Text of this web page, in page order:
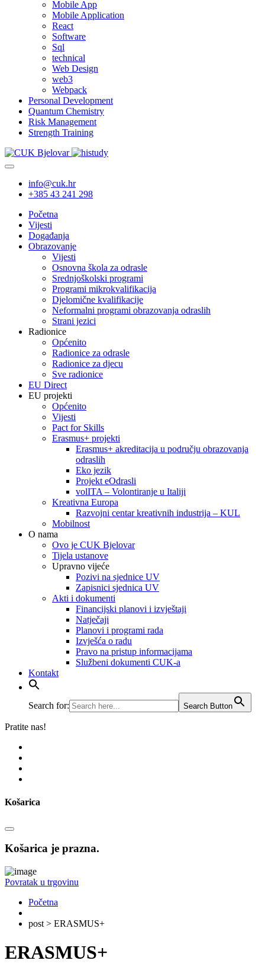
Mobile App
Mobile Application
React
Software
Sql
technical
Web Design
web3
Webpack
Personal Development
Quantum Chemistry
Risk Management
Strength Training
info@cuk.hr
+385 43 241 298
Početna
Vijesti
Događanja
Obrazovanje
Vijesti
Osnovna škola za odrasle
Srednjoškolski programi
Programi mikrokvalifikacija
Djelomične kvalifikacije
Neformalni programi obrazovanja odraslih
Strani jezici
Radionice
Općenito
Radionice za odrasle
Radionice za djecu
Sve radionice
EU Direct
EU projekti
Općenito
Vijesti
Pact for Skills
Erasmus+ projekti
Erasmus+ akreditacija u području obrazovanja
odraslih
Eko jezik
Projekt eOdrasli
volITA – Volontiranje u Italiji
Kreativna Europa
Razvojni centar kreativnih industrija – KUL
Mobilnost
O nama
Ovo je CUK Bjelovar
Tijela ustanove
Upravno vijeće
Pozivi na sjednice UV
Zapisnici sjednica UV
Akti i dokumenti
Financijski planovi i izvještaji
Natječaji
Planovi i programi rada
Izvješća o radu
​​​​​​​Pravo na pristup informacijama
Službeni dokumenti CUK-a
Kontakt
Search for: Search Button
Pratite nas!
Košarica
Košarica je prazna.
Povratak u trgovinu
Početna
post > ERASMUS+
ERASMUS+